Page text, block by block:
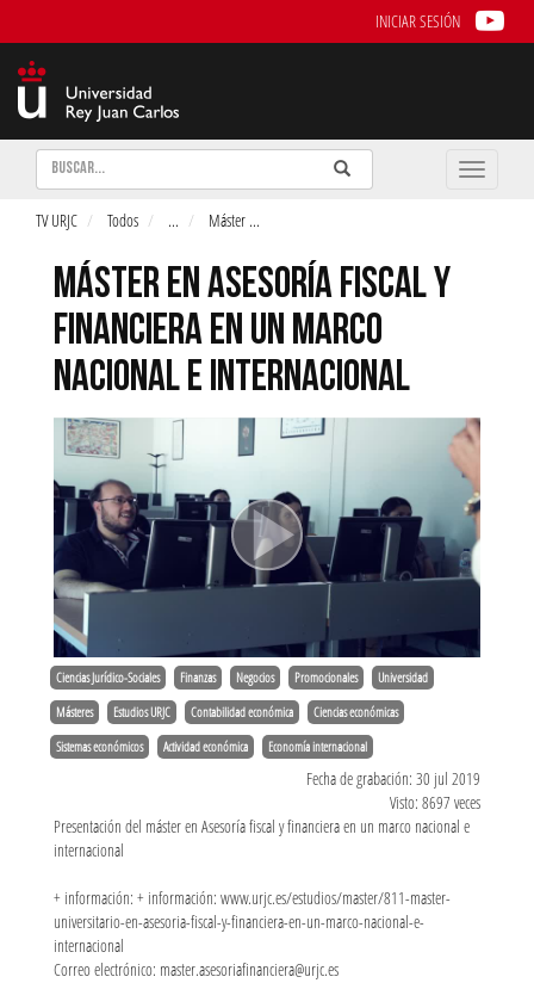
INICIAR SESIÓN
Buscar Enviar
Buscar
Toggle
TV URJC Todos ... Máster ...
MÁSTER EN ASESORÍA FISCAL Y
FINANCIERA EN UN MARCO
NACIONAL E INTERNACIONAL
Ciencias Jurídico-Sociales Finanzas Negocios Promocionales Universidad
Másteres Estudios URJC Contabilidad económica Ciencias económicas
Sistemas económicos Actividad económica Economía internacional
Fecha de grabación: 30 jul 2019
Visto: 8697 veces
Presentación del máster en Asesoría fiscal y financiera en un marco nacional e
internacional
+ información: + información: www.urjc.es/estudios/master/811-master-
universitario-en-asesoria-fiscal-y-financiera-en-un-marco-nacional-e-
internacional
Correo electrónico: master.asesoriafinanciera@urjc.es